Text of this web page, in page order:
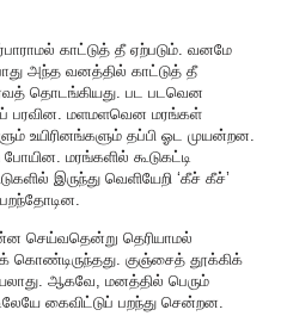
காட்டுத் தீ ஏற்படும். வனமே
அந்த வனத்தில் காட்டுத் தீ
தொடங்கியது. பட படவென
பரவின. மளமளவென மரங்கள்
உயிரினங்களும் தப்பி ஓட முயன்றன.
மரங்களில் கூடுகட்டி
இருந்து வெளியேறி ‘கீச் கீச்’
செய்வதென்று தெரியாமல்
குஞ்சைத் தூக்கிக்
ஆகவே, மனத்தில் பெரும்
கைவிட்டுப் பறந்து சென்றன.